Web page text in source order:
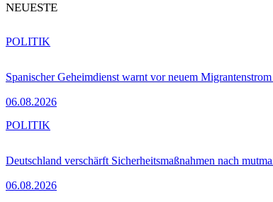
NEUESTE
Spanischer Geheimdienst warnt vor neuem
06.08.2026
POLITIK
Deutschland verschärft Sicherheitsmaßnahmen nach
06.08.2026
POLITIK